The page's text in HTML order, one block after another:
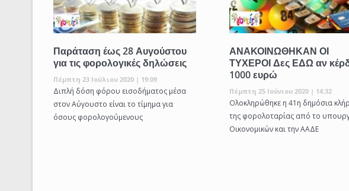
Παράταση έως 28 Αυγούστου
για τις φορολογικές δηλώσεις
Πέμπτη 23 Ιούλιου 2020 | 19:09
Διπλή δόση φόρου εισοδήματος μέσα
στον Αύγουστο είναι το τίμημα για
όσους φορολογούμενους
ΑΝΑΚΟΙΝΩΘΗΚΑΝ ΟΙ
ΤΥΧΕΡΟΙ Δες ΕΔΩ αν
1000 ευρώ
Πέμπτη 25 Ιούνιου 2020 | 14:32
Ολοκληρώθηκε η 41η δημόσια
της φορολοταρίας από το
Οικονομικών και την ΑΑΔΕ